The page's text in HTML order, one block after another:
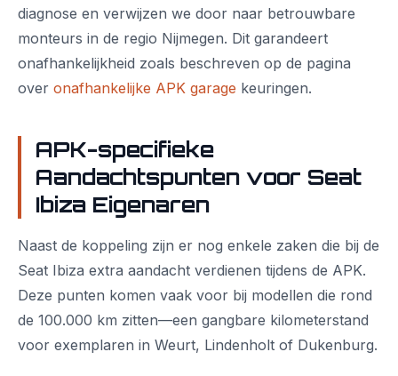
diagnose en verwijzen we door naar betrouwbare
monteurs in de regio Nijmegen. Dit garandeert
onafhankelijkheid zoals beschreven op de pagina
over onafhankelijke APK garage keuringen.
APK-specifieke
Aandachtspunten voor Seat
Ibiza Eigenaren
Naast de koppeling zijn er nog enkele zaken die bij de
Seat Ibiza extra aandacht verdienen tijdens de APK.
Deze punten komen vaak voor bij modellen die rond
de 100.000 km zitten—een gangbare kilometerstand
voor exemplaren in Weurt, Lindenholt of Dukenburg.